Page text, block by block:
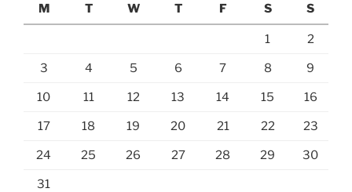
M
T W T F S S
1 2
3 4 5 6 7 8 9
10 11 12 13 14 15 16
17 18 19 20 21 22 23
24 25 26 27 28 29 30
31